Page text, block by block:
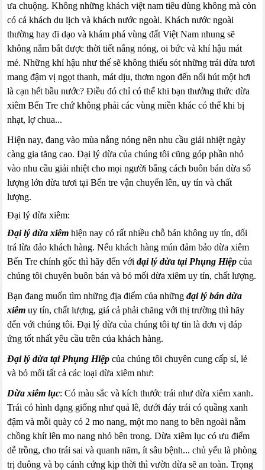
ưa chuộng. Không những khách việt nam tiêu dùng không mà còn
có cả khách du lịch và khách nước ngoài. Khách nước ngoài
thường hay đi dạo và khám phá vùng đất Việt Nam nhung sẽ
không nắm bắt được thời tiết nắng nóng, oi bức và khí hậu mát
mẻ. Những khí hậu như thế sẽ không thiếu sót những trái dừa tươi
mang đậm vị ngọt thanh, mát dịu, thơm ngon đến nổi hút một hơi
là cạn hết bầu nước? Điều đó chỉ có thể khi bạn thưởng thức dừa
xiêm Bến Tre chứ không phải các vùng miền khác có thể khi bị
nhạt, lợ chua...
Hiện nay, đang vào mùa nắng nóng nên nhu cầu giải nhiệt ngày
càng gia tăng cao. Đại lý dừa của chúng tôi cũng góp phần nhỏ
vào nhu cầu giải nhiệt cho mọi người bằng cách buôn bán dừa số
lượng lớn dừa tươi tại Bến tre vận chuyển lên, uy tín và chất
lượng.
Đại lý dừa xiêm:
Đại lý dừa xiêm hiện nay có rất nhiều chỗ bán không uy tín, dối
trá lừa đảo khách hàng. Nếu khách hàng mún đảm bảo dừa xiêm
Bến Tre chính gốc thì hãy đến vớiđại lý dừa tại Phụng Hiệp của
chúng tôi chuyên buôn bán và bỏ mối dừa xiêm uy tín, chất lượng.
Bạn đang muốn tìm những địa điểm của nhữngđại lý bán dừa
xiêm uy tín, chất lượng, giá cả phải chăng với thị trường thì hãy
đến với chúng tôi. Đại lý dừa của chúng tôi tự tin là đơn vị đáp
ứng tốt nhất yêu cầu trên của khách hàng.
Đại lý dừa tại Phụng Hiệp của chúng tôi chuyên cung cấp sỉ, lẻ
và bỏ mối tất cả các loại dừa xiêm như:
Dừa xiêm lục: Có màu sắc và kích thước trái như dừa xiêm xanh.
Trái có hình dạng giống như quả lê, dưới đáy trái có quầng xanh
đậm và mỗi quày có 2 mo nang, một mo nang to bên ngoài nằm
chồng khít lên mo nang nhỏ bên trong. Dừa xiêm lục có ưu điểm
dễ trồng, cho trái sai và quanh năm, ít sâu bệnh... chủ yếu là phòng
trị đuông và bọ cánh cứng kịp thời thì vườn dừa sẽ an toàn. Trọng